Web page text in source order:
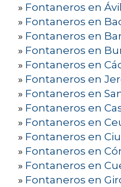
» Fontaneros en
» Fontaneros en
» Fontaneros en
» Fontaneros en
» Fontaneros en
» Fontaneros en
» Fontaneros en
» Fontaneros en
» Fontaneros en
» Fontaneros en
» Fontaneros en
» Fontaneros en
» Fontaneros en